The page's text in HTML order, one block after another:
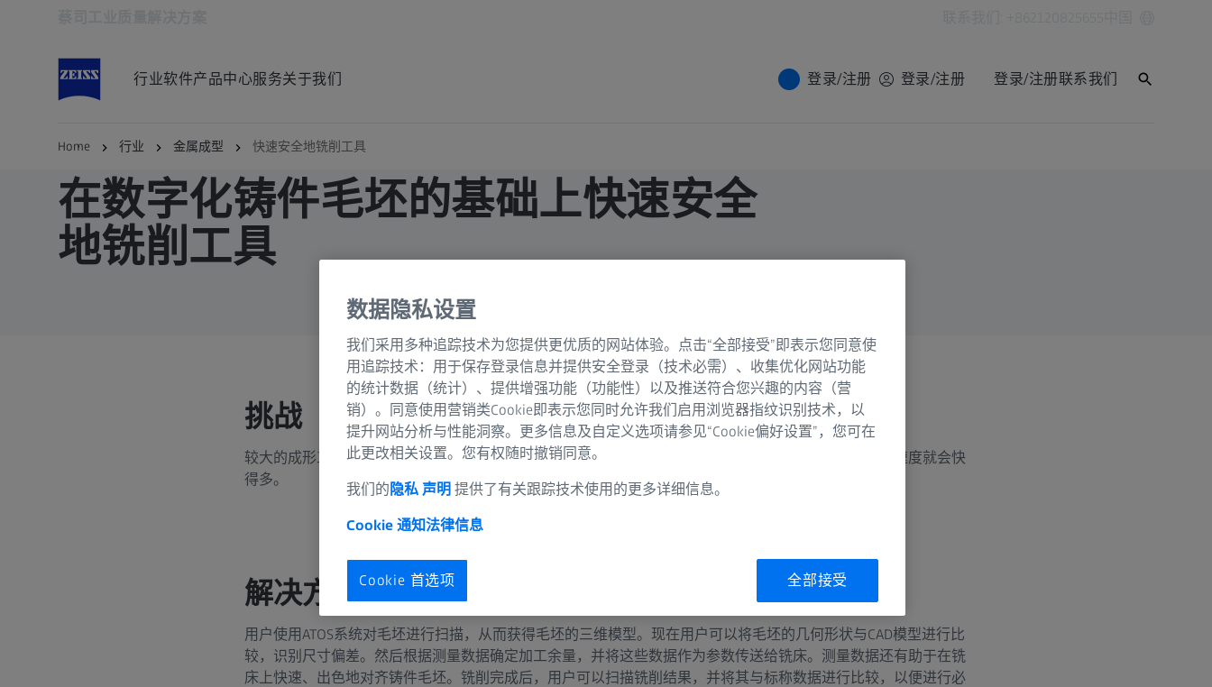
行业软件产品中心服务关于我们 登录/注册 登录/注册 登录/注册联系我们
Home 行业 金属成型 快速安全地铣削工具
在数字化铸件毛坯的基础上快速安全
地铣削工具
挑战
较大的成形工具由铸件毛坯制造而成。如果要铣削的铸件毛坯已经数字化处理，则数控生产此种工具的速度就会快
得多。
解决方案
用户使用ATOS系统对毛坯进行扫描，从而获得毛坯的三维模型。现在用户可以将毛坯的几何形状与CAD模型进行比
较，识别尺寸偏差。然后根据测量数据确定加工余量，并将这些数据作为参数传送给铣床。测量数据还有助于在铣
床上快速、出色地对齐铸件毛坯。铣削完成后，用户可以扫描铣削结果，并将其与标称数据进行比较，以便进行必
数据隐私设置
我们采用多种追踪技术为您提供更优质的网站体验。点击“全部接受”即表示您同意使
用追踪技术：用于保存登录信息并提供安全登录（技术必需）、收集优化网站功能
的统计数据（统计）、提供增强功能（功能性）以及推送符合您兴趣的内容（营
销）。同意使用营销类Cookie即表示您同时允许我们启用浏览器指纹识别技术，以
提升网站分析与性能洞察。更多信息及自定义选项请参见“Cookie偏好设置”，您可在
此更改相关设置。您有权随时撤销同意。
我们的 隐私 声明 提供了有关跟踪技术使用的更多详细信息。
Cookie 通知法律信息
Cookie 首选项 全部接受